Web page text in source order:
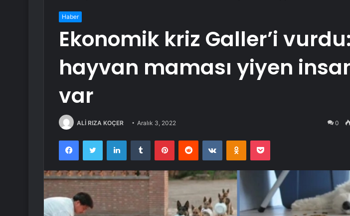
Haber
Ekonomik kriz Galler’i
hayvan maması yiyen
var
ALİ RIZA KOÇER Aralık 3, 2022 0
FacebookTwitter LinkedInTumblr PinterestReddit VKontakteOdnoklassniki
Pocket